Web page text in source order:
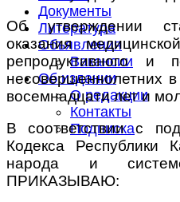
Документы
Литература
Объявления
Вакансии
Об издании
О редакции
Контакты
Подписка
Об утверждении
оказания
репродуктивного и
несовершеннолетних
восемнадцати лет и
В соответствии с
Кодекса Республики
народа и системе
ПРИКАЗЫВАЮ: